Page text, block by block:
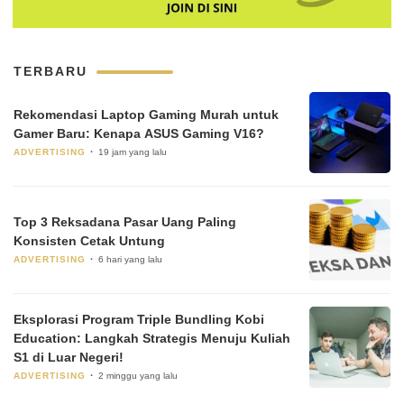
TERBARU
Rekomendasi Laptop Gaming Murah untuk
Gamer Baru: Kenapa ASUS Gaming V16?
ADVERTISING 19 jam yang lalu
Top 3 Reksadana Pasar Uang Paling
Konsisten Cetak Untung
ADVERTISING 6 hari yang lalu
Eksplorasi Program Triple Bundling Kobi
Education: Langkah Strategis Menuju Kuliah
S1 di Luar Negeri!
ADVERTISING 2 minggu yang lalu